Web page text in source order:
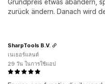
Grundpreis etwas abändern,
zurück ändern. Danach wird
SharpTools B.V.
เนเธอร์แลนด์
29 วัน ในการใช้แอป